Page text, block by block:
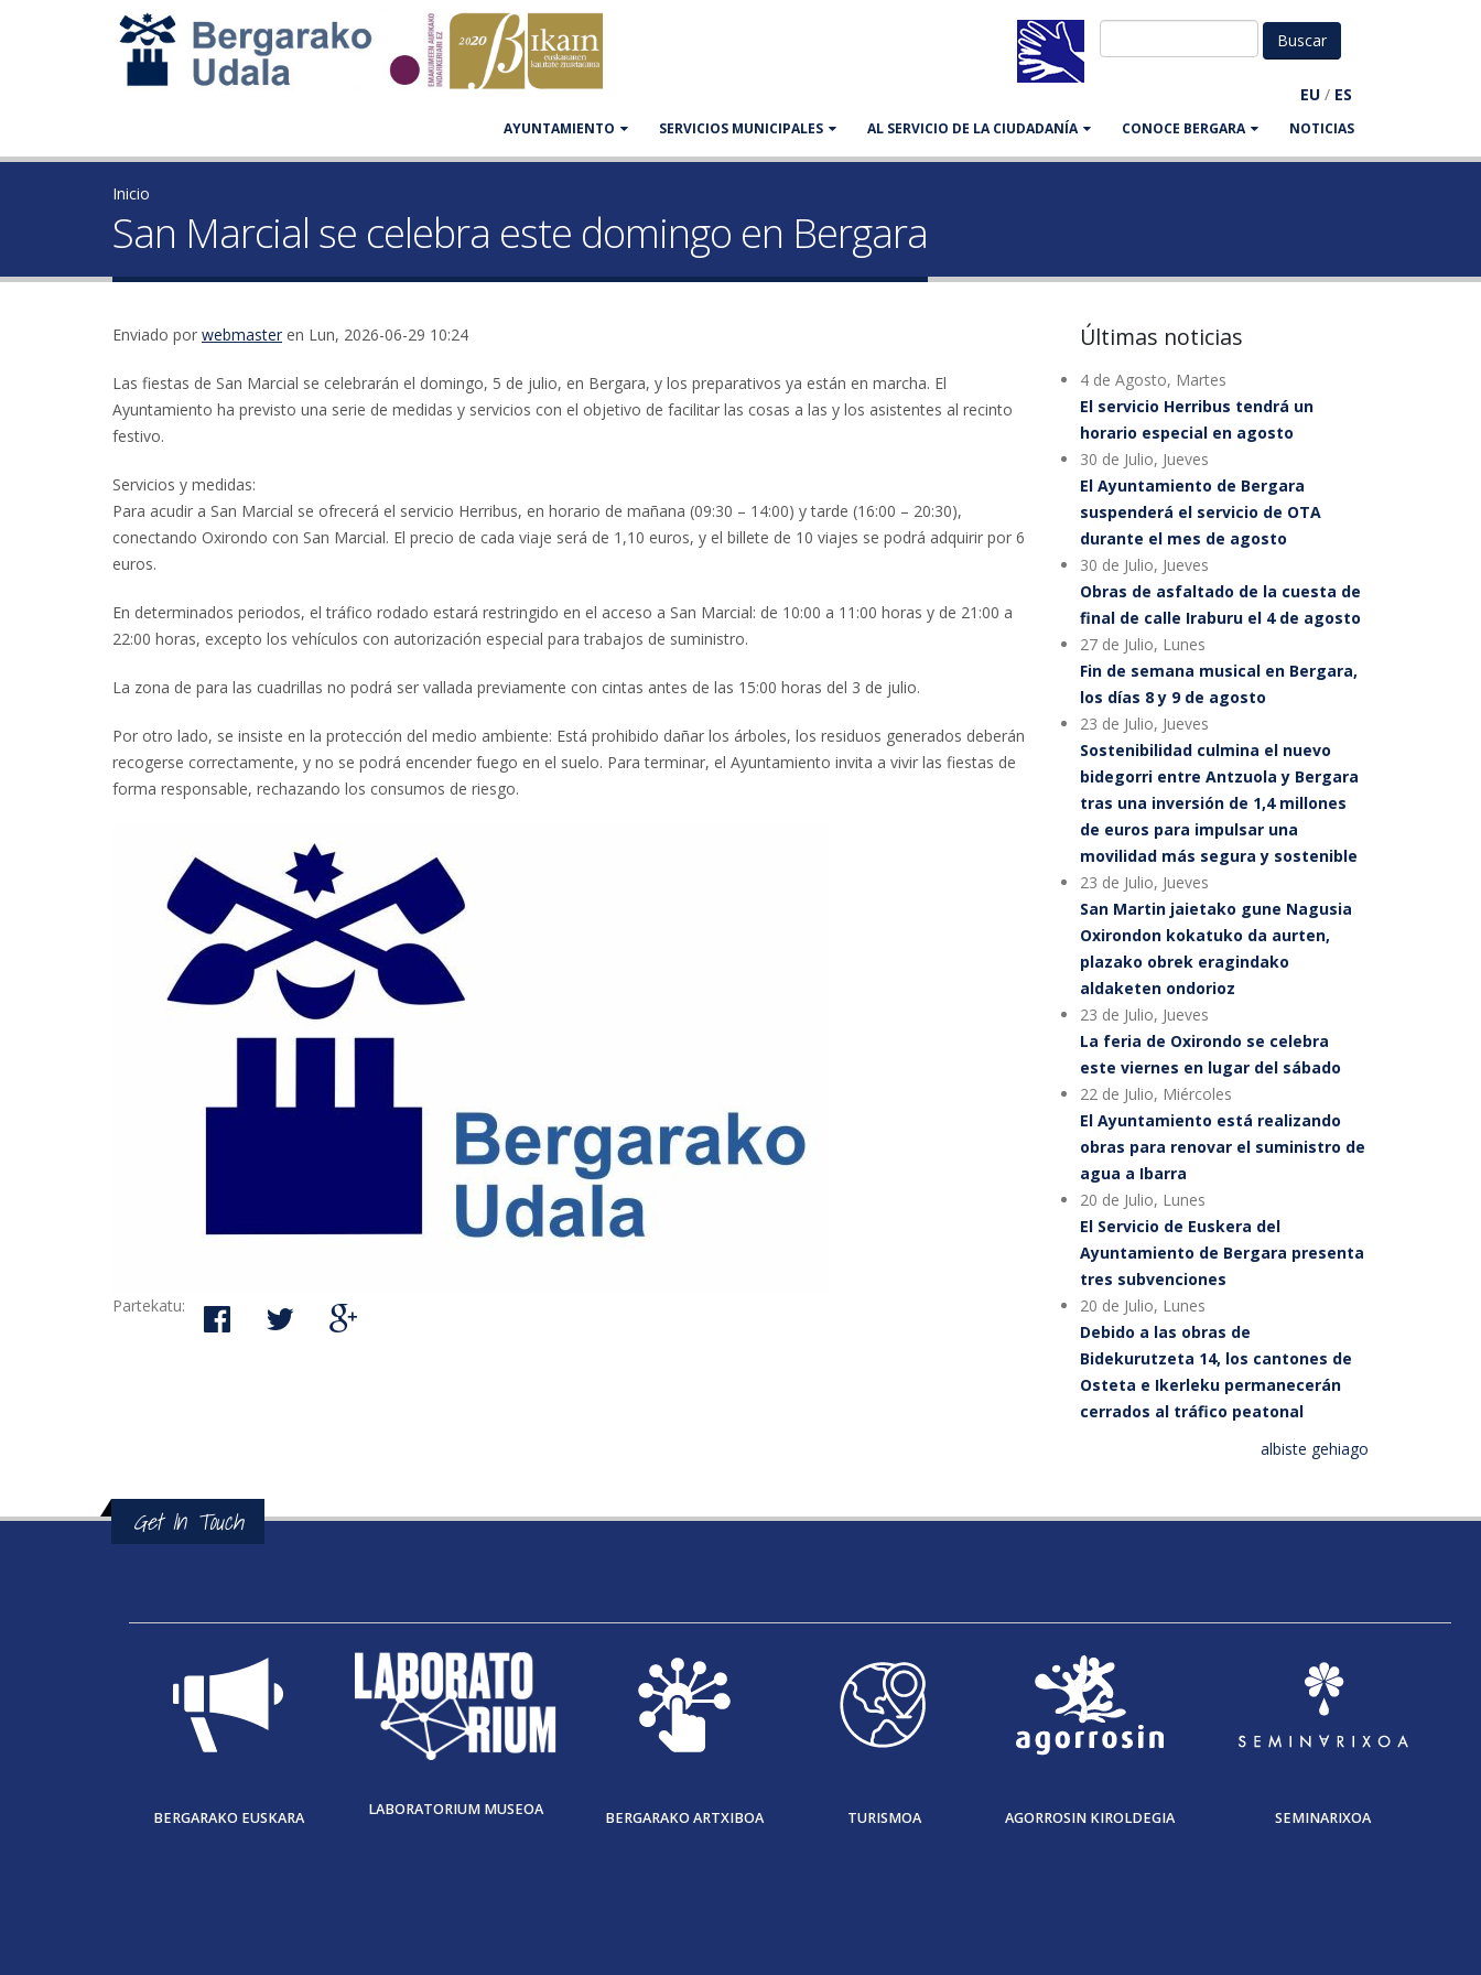
EU / ES
AYUNTAMIENTO SERVICIOS MUNICIPALES AL SERVICIO DE LA CIUDADANÍA CONOCE BERGARA NOTICIAS
Inicio
San Marcial se celebra este domingo en Bergara
Enviado por webmaster en Lun, 2026-06-29 10:24
Las fiestas de San Marcial se celebrarán el domingo, 5 de julio, en Bergara, y los preparativos ya están en marcha. El
Ayuntamiento ha previsto una serie de medidas y servicios con el objetivo de facilitar las cosas a las y los asistentes al recinto
festivo.
Servicios y medidas:
Para acudir a San Marcial se ofrecerá el servicio Herribus, en horario de mañana (09:30 – 14:00) y tarde (16:00 – 20:30),
conectando Oxirondo con San Marcial. El precio de cada viaje será de 1,10 euros, y el billete de 10 viajes se podrá adquirir por 6
euros.
En determinados periodos, el tráfico rodado estará restringido en el acceso a San Marcial: de 10:00 a 11:00 horas y de 21:00 a
22:00 horas, excepto los vehículos con autorización especial para trabajos de suministro.
La zona de para las cuadrillas no podrá ser vallada previamente con cintas antes de las 15:00 horas del 3 de julio.
Por otro lado, se insiste en la protección del medio ambiente: Está prohibido dañar los árboles, los residuos generados deberán
recogerse correctamente, y no se podrá encender fuego en el suelo. Para terminar, el Ayuntamiento invita a vivir las fiestas de
forma responsable, rechazando los consumos de riesgo.
Partekatu:
Últimas noticias
4 de Agosto, Martes
El servicio Herribus tendrá un
horario especial en agosto
30 de Julio, Jueves
El Ayuntamiento de Bergara
suspenderá el servicio de OTA
durante el mes de agosto
30 de Julio, Jueves
Obras de asfaltado de la cuesta de
final de calle Iraburu el 4 de agosto
27 de Julio, Lunes
Fin de semana musical en Bergara,
los días 8 y 9 de agosto
23 de Julio, Jueves
Sostenibilidad culmina el nuevo
bidegorri entre Antzuola y Bergara
tras una inversión de 1,4 millones
de euros para impulsar una
movilidad más segura y sostenible
23 de Julio, Jueves
San Martin jaietako gune Nagusia
Oxirondon kokatuko da aurten,
plazako obrek eragindako
aldaketen ondorioz
23 de Julio, Jueves
La feria de Oxirondo se celebra
este viernes en lugar del sábado
22 de Julio, Miércoles
El Ayuntamiento está realizando
obras para renovar el suministro de
agua a Ibarra
20 de Julio, Lunes
El Servicio de Euskera del
Ayuntamiento de Bergara presenta
tres subvenciones
20 de Julio, Lunes
Debido a las obras de
Bidekurutzeta 14, los cantones de
Osteta e Ikerleku permanecerán
cerrados al tráfico peatonal
albiste gehiago
Get In Touch
BERGARAKO EUSKARA LABORATORIUM MUSEOA BERGARAKO ARTXIBOA TURISMOA AGORROSIN KIROLDEGIA SEMINARIXOA